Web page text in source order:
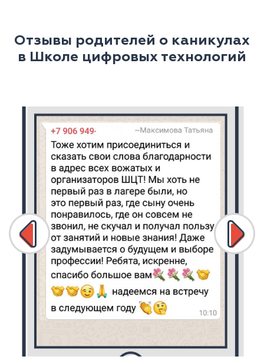
Отзывы родителей о каникулах
в Школе цифровых технологий